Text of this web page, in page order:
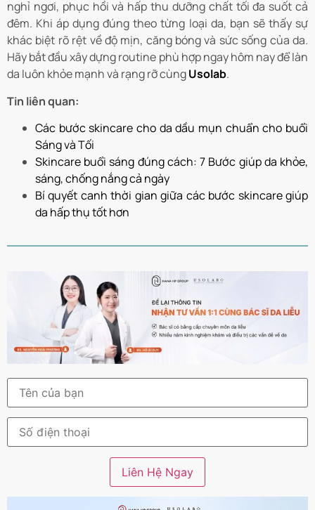
nghỉ ngơi, phục hồi và hấp thu dưỡng chất tối đa suốt cả
đêm. Khi áp dụng đúng theo từng loại da, bạn sẽ thấy sự
khác biệt rõ rệt về độ mịn, căng bóng và sức sống của da.
Hãy bắt đầu xây dựng routine phù hợp ngay hôm nay để làn
da luôn khỏe mạnh và rạng rỡ cùngUsolab.
Tin liên quan:
Các bước skincare cho da dầu mụn chuẩn cho buổi
Sáng và Tối
Skincare buổi sáng đúng cách: 7 Bước giúp da khỏe,
sáng, chống nắng cả ngày
Bí quyết canh thời gian giữa các bước skincare giúp
da hấp thụ tốt hơn